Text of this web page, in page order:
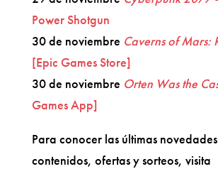
Power Shotgun
30 de noviembre Caverns of Mars:
[Epic Games Store]
30 de noviembre Orten Was the
Games App]
Para conocer las últimas
contenidos, ofertas y sorteos, visita